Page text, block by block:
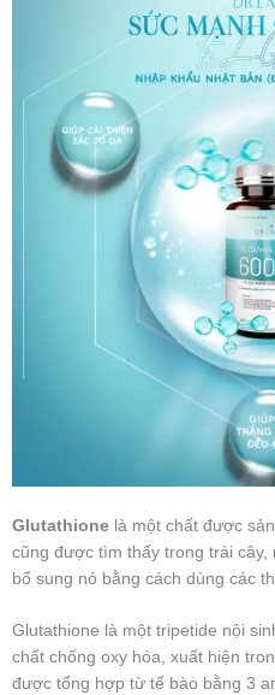
Glutathione là một chất được
cũng được tìm thấy trong trái cây,
bổ sung nó bằng cách dùng các
Glutathione là một tripetide nội
chất chống oxy hóa, xuất hiện
được tổng hợp từ tế bào bằng 3